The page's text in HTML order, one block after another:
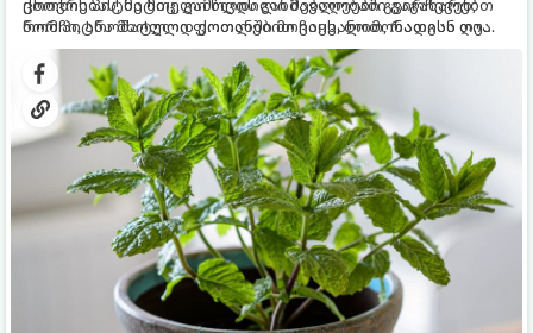
ცხოვრებას, მეტიც, გამოცდილი მებაღეები გვირჩევენ,
რომ პიტნა მხოლოდ ქოთანში მოვიყვანოთ, რადგან ღია
გრუნტში (ბაღში) დარგვისას ის ფესვებით ძალიან
სწრაფად ვრცელდება და სხვა მცენარეებს ავიწროებს.
ქოთნის პიტნა მთელი წლის განმავლობაში გაგახარებთ
ნორჩი, არომატული ფოთლებით ჩაის, ლიმონათისა თუ
კერძებისთვის.